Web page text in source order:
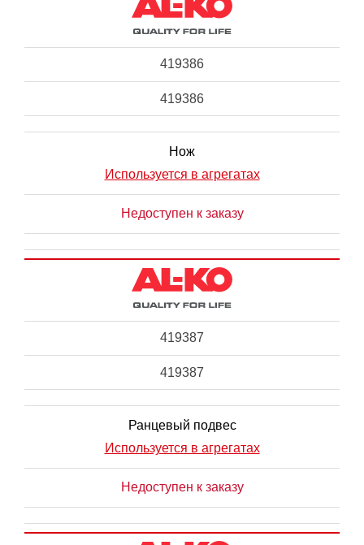
419386
419386
Нож
Используется в агрегатах
Недоступен к заказу
419387
419387
Ранцевый подвес
Используется в агрегатах
Недоступен к заказу